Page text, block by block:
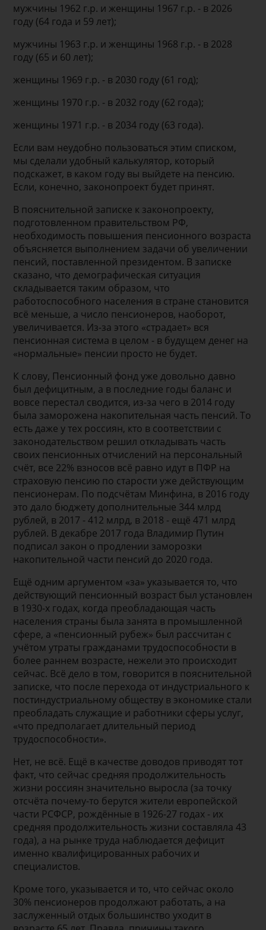
мужчины 1962 г.р. и женщины 1967 г.р. - в 2026
году (64 года и 59 лет);
мужчины 1963 г.р. и женщины 1968 г.р. - в 2028
году (65 и 60 лет);
женщины 1969 г.р. - в 2030 году (61 год);
женщины 1970 г.р. - в 2032 году (62 года);
женщины 1971 г.р. - в 2034 году (63 года).
Если вам неудобно пользоваться этим списком,
мы сделали удобный калькулятор, который
подскажет, в каком году вы выйдете на пенсию.
Если, конечно, законопроект будет принят.
В пояснительной записке к законопроекту,
подготовленном правительством РФ,
необходимость повышения пенсионного возраста
объясняется выполнением задачи об увеличении
пенсий, поставленной президентом. В записке
сказано, что демографическая ситуация
складывается таким образом, что
работоспособного населения в стране становится
всё меньше, а число пенсионеров, наоборот,
увеличивается. Из-за этого «страдает» вся
пенсионная система в целом - в будущем денег на
«нормальные» пенсии просто не будет.
К слову, Пенсионный фонд уже довольно давно
был дефицитным, а в последние годы баланс и
вовсе перестал сводится, из-за чего в 2014 году
была заморожена накопительная часть пенсий. То
есть даже у тех россиян, кто в соответствии с
законодательством решил откладывать часть
своих пенсионных отчислений на персональный
счёт, все 22% взносов всё равно идут в ПФР на
страховую пенсию по старости уже действующим
пенсионерам. По подсчётам Минфина, в 2016 году
это дало бюджету дополнительные 344 млрд
рублей, в 2017 - 412 млрд, в 2018 - ещё 471 млрд
рублей. В декабре 2017 года Владимир Путин
подписал закон о продлении заморозки
накопительной части пенсий до 2020 года.
Ещё одним аргументом «за» указывается то, что
действующий пенсионный возраст был установлен
в 1930-х годах, когда преобладающая часть
населения страны была занята в промышленной
сфере, а «пенсионный рубеж» был рассчитан с
учётом утраты гражданами трудоспособности в
более раннем возрасте, нежели это происходит
сейчас. Всё дело в том, говорится в пояснительной
записке, что после перехода от индустриального к
постиндустриальному обществу в экономике стали
преобладать служащие и работники сферы услуг,
«что предполагает длительный период
трудоспособности».
Нет, не всё. Ещё в качестве доводов приводят тот
факт, что сейчас средняя продолжительность
жизни россиян значительно выросла (за точку
отсчёта почему-то берутся жители европейской
части РСФСР, рождённые в 1926-27 годах - их
средняя продолжительность жизни составляла 43
года), а на рынке труда наблюдается дефицит
именно квалифицированных рабочих и
специалистов.
Кроме того, указывается и то, что сейчас около
30% пенсионеров продолжают работать, а на
заслуженный отдых большинство уходит в